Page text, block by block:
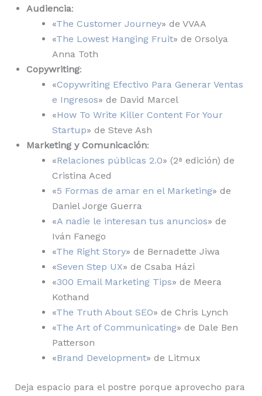
Audiencia:
«The Customer Journey» de VVAA
«The Lowest Hanging Fruit» de Orsolya
Anna Toth
Copywriting:
«Copywriting Efectivo Para Generar Ventas
e Ingresos» de David Marcel
«How To Write Killer Content For Your
Startup» de Steve Ash
Marketing y Comunicación:
«Relaciones públicas 2.0» (2ª edición) de
Cristina Aced
«5 Formas de amar en el Marketing» de
Daniel Jorge Guerra
«A nadie le interesan tus anuncios» de
Iván Fanego
«The Right Story» de Bernadette Jiwa
«Seven Step UX» de Csaba Házi
«300 Email Marketing Tips» de Meera
Kothand
«The Truth About SEO» de Chris Lynch
«The Art of Communicating» de Dale Ben
Patterson
«Brand Development» de Litmux
Deja espacio para el postre porque aprovecho para